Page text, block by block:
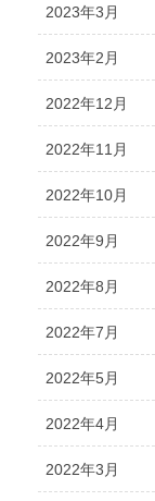
2023年3月
2023年2月
2022年12月
2022年11月
2022年10月
2022年9月
2022年8月
2022年7月
2022年5月
2022年4月
2022年3月